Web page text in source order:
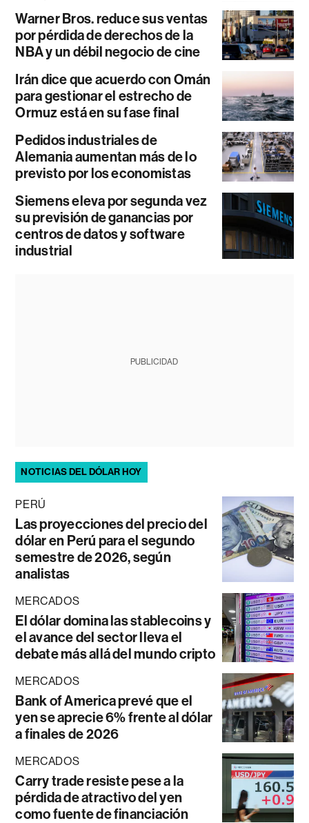
Warner Bros. reduce sus ventas
por pérdida de derechos de la
NBA y un débil negocio de cine
Irán dice que acuerdo con Omán
para gestionar el estrecho de
Ormuz está en su fase final
Pedidos industriales de
Alemania aumentan más de lo
previsto por los economistas
Siemens eleva por segunda vez
su previsión de ganancias por
centros de datos y software
industrial
PUBLICIDAD
NOTICIAS DEL DÓLAR HOY
PERÚ
Las proyecciones del precio del
dólar en Perú para el segundo
semestre de 2026, según
analistas
MERCADOS
El dólar domina las stablecoins y
el avance del sector lleva el
debate más allá del mundo cripto
MERCADOS
Bank of America prevé que el
yen se aprecie 6% frente al dólar
a finales de 2026
MERCADOS
Carry trade resiste pese a la
pérdida de atractivo del yen
como fuente de financiación